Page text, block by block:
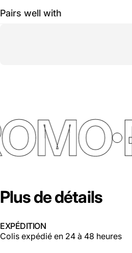
Pairs well with
Plusdedétails
EXPÉDITION
Colis expédié en 24 à 48 heures